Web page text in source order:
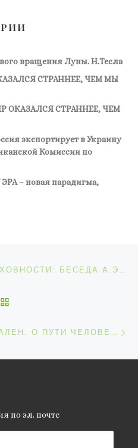
вращения Луны. Н.Тесла
СТРАННЕЕ, ЧЕМ МЫ
ОКАЗАЛСЯ СТРАННЕЕ, ЧЕМ
экспортирует в Украину
Комиссии по
– новая парадигма,
НА ГРАНИ НАУКИ И ДУХОВНОСТИ: БЕСЕДА А.ЭЙНШТЕЙНА С Р.ТАГОРОМ
НАШ РАЗУМ – ФЕНОМЕНАЛЕН. О ПУТИ ЧЕЛОВЕКА, КОТОРЫЙ «ОТСТРЕЛИВАЕТСЯ» К СОСТОЯНИЮ «ОХОТНИКА». БЕСЕДА О ДОСЕЛЕ НЕПОСТИЖИМОМ ФЕНОМЕНЕ С ПРОФ. В.Е. ЛУНЁВЫМ
по эл. почте